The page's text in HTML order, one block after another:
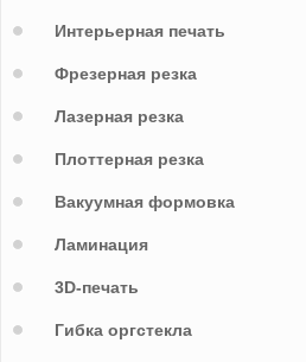
Интерьерная печать
Фрезерная резка
Лазерная резка
Плоттерная резка
Вакуумная формовка
Ламинация
3D-печать
Гибка оргстекла